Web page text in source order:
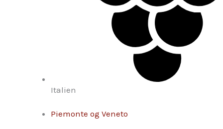
Italien
Piemonte og Veneto